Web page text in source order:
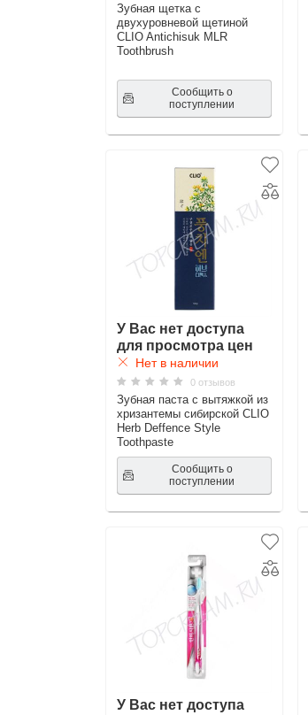
Зубная щетка с
двухуровневой щетиной
CLIO Antichisuk MLR
Toothbrush
Сообщить о
поступлении
У Вас нет доступа
для просмотра цен
Нет в наличии
0 отзывов
Зубная паста с вытяжкой из
хризантемы сибирской CLIO
Herb Deffence Style
Toothpaste
Сообщить о
поступлении
У Вас нет доступа